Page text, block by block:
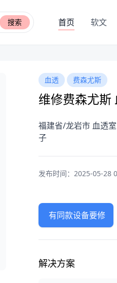
搜索 首页 软文
血透 费森尤斯
维修费森尤斯
福建省/龙岩市 血透
子
发布时间：2025-05-28
有同款设备要修
解决方案